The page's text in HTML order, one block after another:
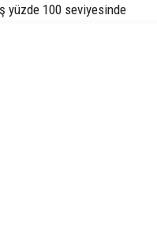
yüzde 100 seviyesinde